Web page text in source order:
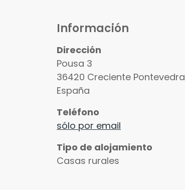
Información
Dirección
Pousa 3
36420 Creciente Pontevedra
España
Teléfono
sólo por email
Tipo de alojamiento
Casas rurales